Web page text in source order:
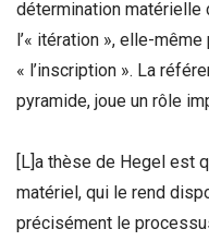
détermination
l’« itération », elle-
« l’inscription ». La
pyramide, joue un rôle
[L]a thèse de Hegel est
matériel, qui le rend
précisément le